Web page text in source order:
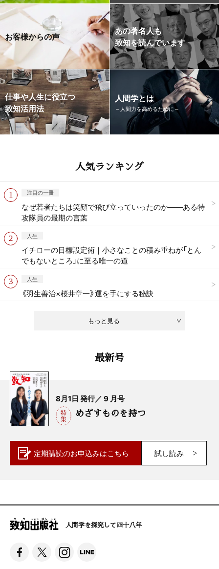
お客様からの声
あの著名人も
致知を読んでいます
仕事や人生に役立つ
致知活用法
人間学とは
～人間力を高めるために～
人気ランキング
もっと見る
注目の一冊
なぜ若者たちは笑顔で飛び立っていったのか——ある特
攻隊員の最期の言葉
人生
イチローの目標設定術｜小さなことの積み重ねが「とん
でもないところ」に至る唯一の道
人生
《羽生善治×桜井章一》運を手にする秘訣
最新号
8月1日 発行／ 9 月号
めざすものを持つ
定期購読のお申込みはこちら 試し読み
人間学を探究して四十八年